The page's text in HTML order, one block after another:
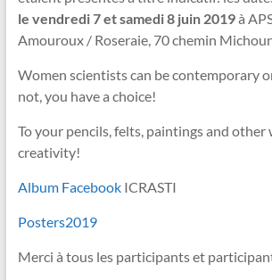
le vendredi 7 et samedi 8 juin 2019à
Amouroux / Roseraie, 70 chemin
Women scientists can be contemporary
not, you have a choice!
To your pencils, felts, paintings and other
creativity!
Album FacebookICRASTI
Posters2019
Merci à tous les participants et